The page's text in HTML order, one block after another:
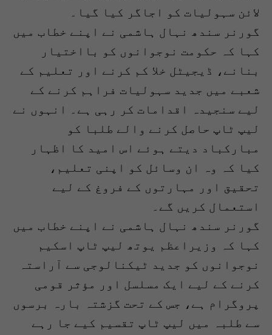
لائن سہولیات کو اجاگر کیا گیا۔
گورنر سندھ نہال ہاشمی نے اپنے خطاب میں
کہا کہ حکومت نوجوانوں کو بااختیار
بنانے، ڈیجیٹل خلا کم کرنے اور تعلیم کے
شعبے میں جدید سہولیات فراہم کرنے کے
لیے سنجیدہ اقدامات کر رہی ہے۔ انہوں نے
لیپ ٹاپ حاصل کرنے والے طلبا کو
مبارکباد دیتے ہوئے اس امید کا اظہار
کیا کہ وہ ان وسائل کو اپنی تعلیم،
تحقیق اور مہارتوں کے فروغ کے لیے
استعمال کریں گے۔
گورنر سندھ نہال ہاشمی نے اپنے خطاب میں
کہا کہ وزیراعظم یوتھ لیپ ٹاپ اسکیم
نوجوانوں کو جدید ٹیکنالوجی سے آراستہ
کرنے کے لیے ایک مسلسل اور مؤثر قومی
پروگرام ہے، جس کے تحت گزشتہ بارہ برسوں
سے طلبہ میں لیپ ٹاپ تقسیم کیے جا رہے